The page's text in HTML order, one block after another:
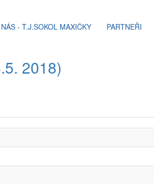
- T.J.SOKOL MAXIČKY PARTNEŘI
2018)